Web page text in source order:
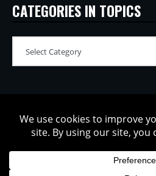
CATEGORIES IN TOPICS
Copyright © 2002-2026 Tatsuya Oe
reserved.